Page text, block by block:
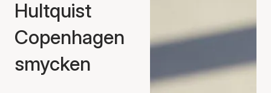
Hultquist
Copenhagen
smycken